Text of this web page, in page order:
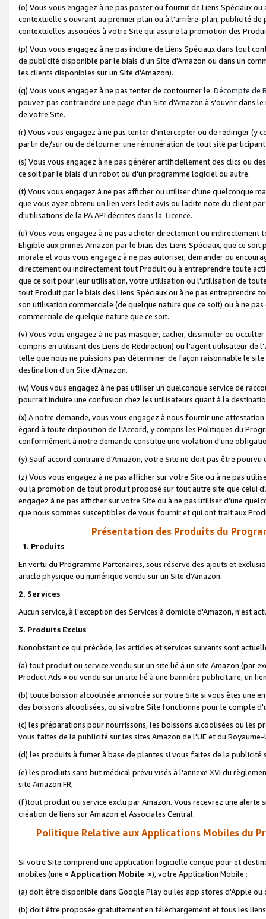
(o) Vous vous engagez à ne pas poster ou fournir de Liens Spéciaux
contextuelle s'ouvrant au premier plan ou à l'arrière-plan, publicité
contextuelles associées à votre Site qui assure la promotion des
(p) Vous vous engagez à ne pas inclure de Liens Spéciaux dans tout
de publicité disponible par le biais d'un Site d'Amazon ou dans un
les clients disponibles sur un Site d'Amazon).
(q) Vous vous engagez à ne pas tenter de contourner le Décompte de
pouvez pas contraindre une page d'un Site d'Amazon à s'ouvrir dans
de votre Site.
(r) Vous vous engagez à ne pas tenter d'intercepter ou de rediriger
partir de/sur ou de détourner une rémunération de tout site
(s) Vous vous engagez à ne pas générer artificiellement des clics ou
ce soit par le biais d'un robot ou d'un programme logiciel ou autre.
(t) Vous vous engagez à ne pas afficher ou utiliser d’une quelconque
que vous ayez obtenu un lien vers ledit avis ou ladite note du client
d’utilisations de la PA API décrites dans la Licence.
(u) Vous vous engagez à ne pas acheter directement ou
Eligible aux primes Amazon par le biais des Liens Spéciaux, que ce
morale et vous vous engagez à ne pas autoriser, demander ou
directement ou indirectement tout Produit ou à entreprendre toute
que ce soit pour leur utilisation, votre utilisation ou l'utilisation de
tout Produit par le biais des Liens Spéciaux ou à ne pas entreprendre
son utilisation commerciale (de quelque nature que ce soit) ou à ne
commerciale de quelque nature que ce soit.
(v) Vous vous engagez à ne pas masquer, cacher, dissimuler ou
compris en utilisant des Liens de Redirection) ou l'agent utilisateur
telle que nous ne puissions pas déterminer de façon raisonnable le
destination d'un Site d'Amazon.
(w) Vous vous engagez à ne pas utiliser un quelconque service de
pourrait induire une confusion chez les utilisateurs quant à la
(x) A notre demande, vous vous engagez à nous fournir une
égard à toute disposition de l'Accord, y compris les Politiques du
conformément à notre demande constitue une violation d'une
(y) Sauf accord contraire d'Amazon, votre Site ne doit pas être
(z) Vous vous engagez à ne pas afficher sur votre Site ou à ne pas
ou la promotion de tout produit proposé sur tout autre site que celui
engagez à ne pas afficher sur votre Site ou à ne pas utiliser d’une
que nous sommes susceptibles de vous fournir et qui ont trait aux
Présentation des Produits du
1. Produits
En vertu du Programme Partenaires, sous réserve des ajouts et
article physique ou numérique vendu sur un Site d'Amazon.
2. Services
Aucun service, à l'exception des Services à domicile d'Amazon, n'est
3. Produits Exclus
Nonobstant ce qui précède, les articles et services suivants sont
(a) tout produit ou service vendu sur un site lié à un site Amazon (par
Product Ads » ou vendu sur un site lié à une bannière publicitaire, un
(b) toute boisson alcoolisée annoncée sur votre Site si vous êtes une
des boissons alcoolisées, ou si votre Site fonctionne pour le compte
(c) les préparations pour nourrissons, les boissons alcoolisées ou les
vous faites de la publicité sur les sites Amazon de l'UE et du Royaume-
(d) les produits à fumer à base de plantes si vous faites de la publicité
(e) les produits sans but médical prévu visés à l'annexe XVI du
site Amazon FR,
(f)tout produit ou service exclu par Amazon. Vous recevrez une alerte
création de liens sur Amazon et Associates Central.
Politique Relative aux Applications Mobiles du
Si votre Site comprend une application logicielle conçue pour et
mobiles (une « Application Mobile »), votre Application Mobile :
(a) doit être disponible dans Google Play ou les app stores d'Apple ou
(b) doit être proposée gratuitement en téléchargement et tous les